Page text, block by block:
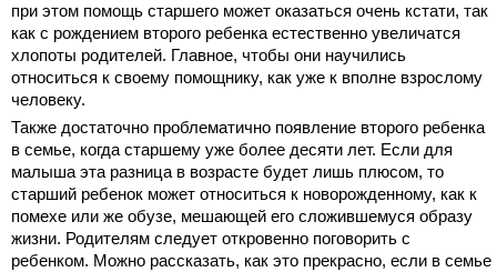
при этом помощь старшего может оказаться очень кстати, так
как с рождением второго ребенка естественно увеличатся
хлопоты родителей. Главное, чтобы они научились
относиться к своему помощнику, как уже к вполне взрослому
человеку.
Также достаточно проблематично появление второго ребенка
в семье, когда старшему уже более десяти лет. Если для
малыша эта разница в возрасте будет лишь плюсом, то
старший ребенок может относиться к новорожденному, как к
помехе или же обузе, мешающей его сложившемуся образу
жизни. Родителям следует откровенно поговорить с
ребенком. Можно рассказать, как это прекрасно, если в семье